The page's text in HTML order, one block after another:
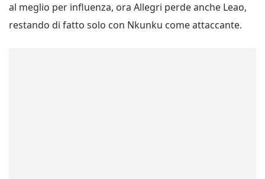
al meglio per influenza, ora Allegri perde anche Leao,
restando di fatto solo con Nkunku come attaccante.